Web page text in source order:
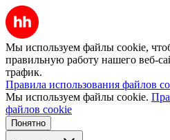
Мы используем файлы cookie,
правильную работу нашего веб-
трафик.
Правила использования файлов
Мы используем файлы cookie.
файлов cookie
Понятно